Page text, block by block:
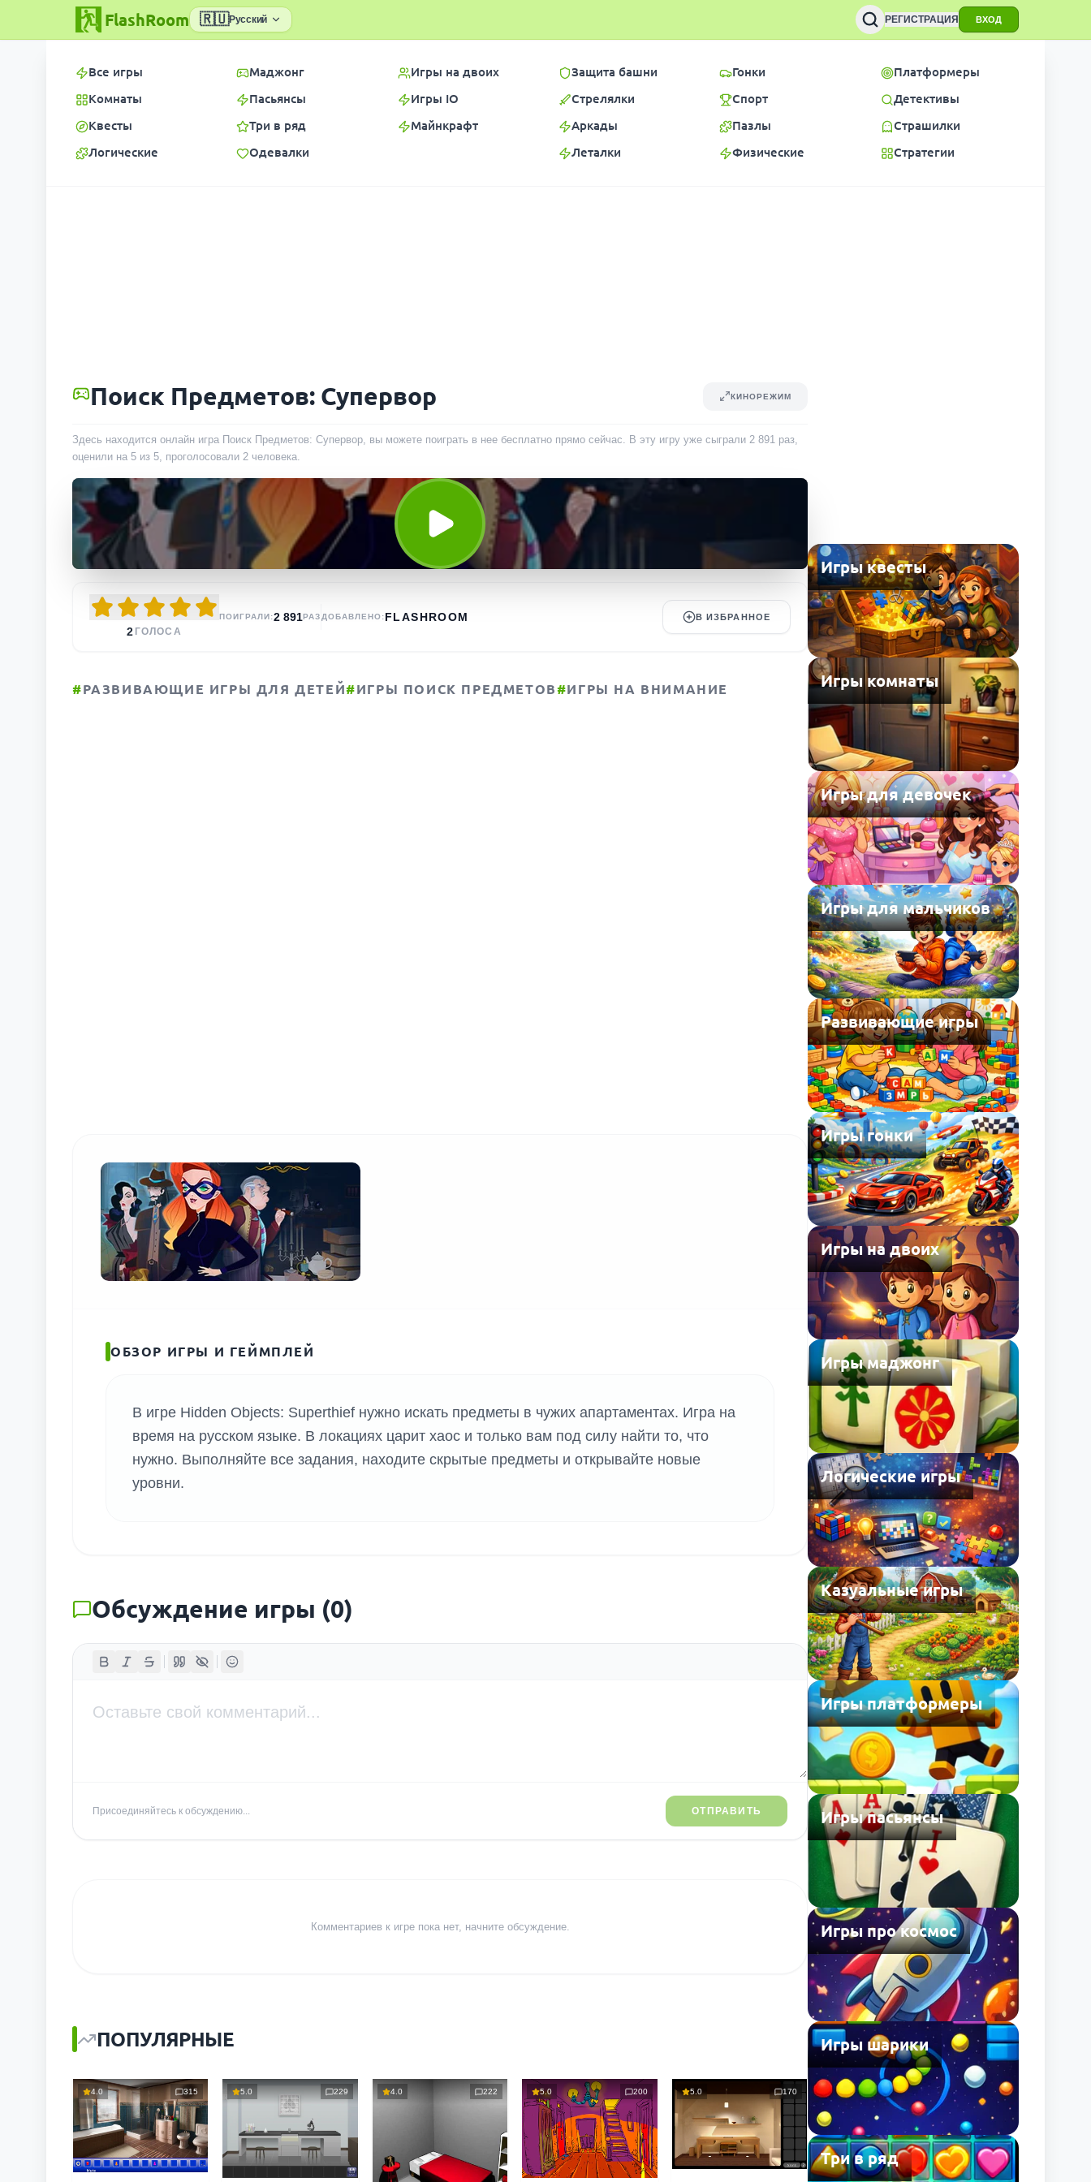
FlashRoom 🇷🇺Русский РЕГИСТРАЦИЯ ВХОД
Все игры
Комнаты
Квесты
Логические
Маджонг
Пасьянсы
Три в ряд
Одевалки
Игры на двоих
Игры IO
Майнкрафт
Защита башни
Стрелялки
Аркады
Леталки
Гонки
Спорт
Пазлы
Физические
Платформеры
Детективы
Страшилки
Стратегии
Поиск Предметов: Супервор КИНОРЕЖИМ
Здесь находится онлайн игра Поиск Предметов: Супервор, вы можете поиграть в нее бесплатно прямо сейчас. В эту игру уже сыграли 2 891 раз,
оценили на 5 из 5, проголосовали 2 человека.
2 ГОЛОСА
ПОИГРАЛИ:2 891РАЗ ДОБАВЛЕНО:FLASHROOM В ИЗБРАННОЕ
#РАЗВИВАЮЩИЕ ИГРЫ ДЛЯ ДЕТЕЙ#ИГРЫ ПОИСК ПРЕДМЕТОВ#ИГРЫ НА ВНИМАНИЕ
ОБЗОР ИГРЫ И ГЕЙМПЛЕЙ
В игре Hidden Objects: Superthief нужно искать предметы в чужих апартаментах. Игра на
время на русском языке. В локациях царит хаос и только вам под силу найти то, что
нужно. Выполняйте все задания, находите скрытые предметы и открывайте новые
уровни.
Обсуждение игры (0)
Присоединяйтесь к обсуждению... ОТПРАВИТЬ
Комментариев к игре пока нет, начните обсуждение.
ПОПУЛЯРНЫЕ
4.0 315 5.0 229 4.0 222 5.0 200 5.0 170
Игры квесты
Игры комнаты
Игры для девочек
Игры для мальчиков
Развивающие игры
Игры гонки
Игры на двоих
Игры маджонг
Логические игры
Казуальные игры
Игры платформеры
Игры пасьянсы
Игры про космос
Игры шарики
Три в ряд